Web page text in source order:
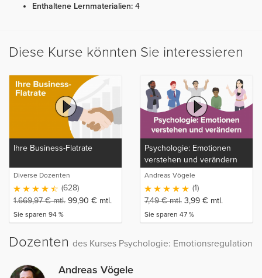
Enthaltene Lernmaterialien: 4
Diese Kurse könnten Sie interessieren
Ihre Business-Flatrate
Diverse Dozenten
(628)
1.669,97€mtl. 99,90 € mtl.
Sie sparen 94 %
Psychologie: Emotionen
verstehen und verändern
Andreas Vögele
(1)
7,49€mtl. 3,99 € mtl.
Sie sparen 47 %
Dozenten des Kurses Psychologie: Emotionsregulation
Andreas Vögele